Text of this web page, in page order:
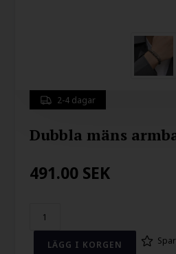
2-4 dagar
Dubbla mäns
491.00 SEK